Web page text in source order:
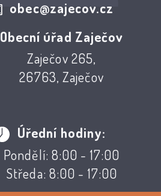
obec@zajecov.cz
Obecní úřad Zaječov
Zaječov 265,
26763, Zaječov
Úřední hodiny:
Pondělí: 8:00 - 17:00
Středa: 8:00 - 17:00